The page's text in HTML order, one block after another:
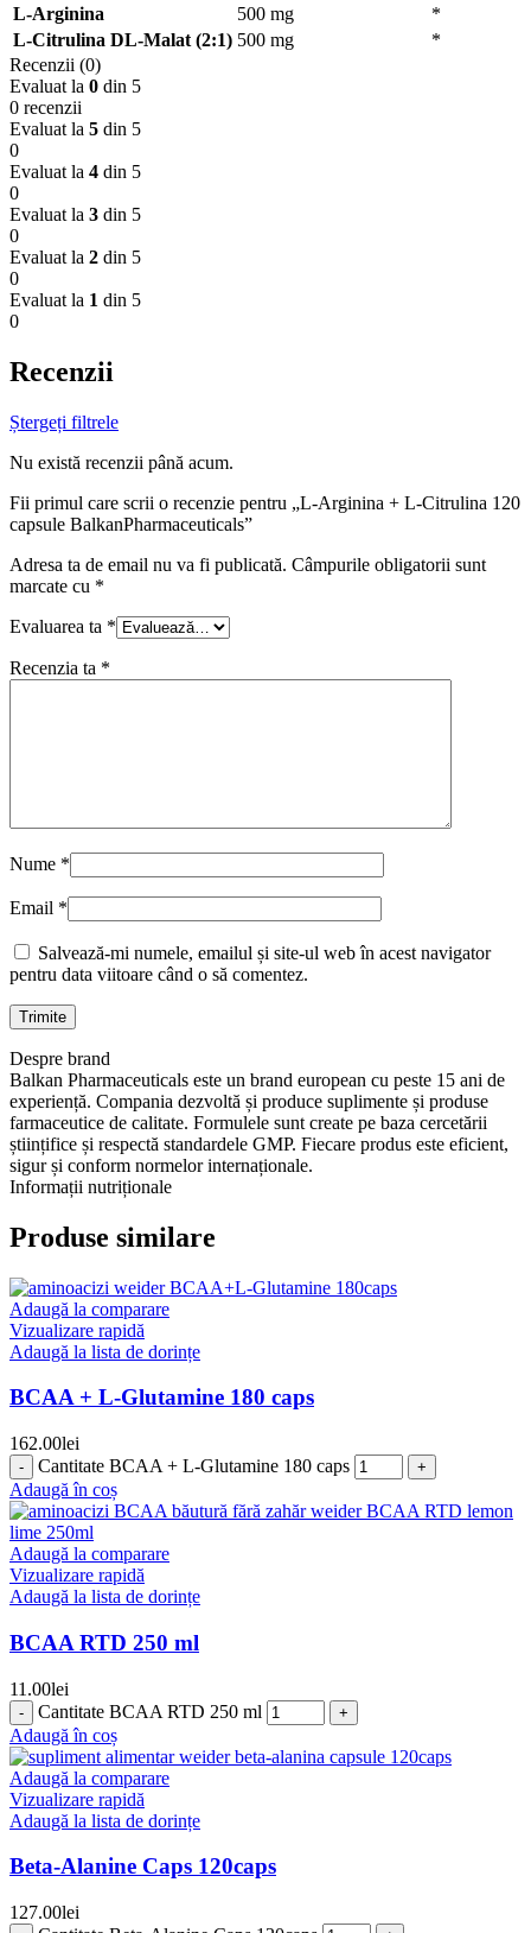
L-Arginina
500 mg
*
L-Citrulina DL-Malat (2:1) 500 mg
*
Recenzii (0)
Evaluat la 0 din 5
0 recenzii
Evaluat la 5 din 5
0
Evaluat la 4 din 5
0
Evaluat la 3 din 5
0
Evaluat la 2 din 5
0
Evaluat la 1 din 5
0
Recenzii
Ștergeți filtrele
Nu există recenzii până acum.
Fii primul care scrii o recenzie pentru „L-Arginina + L-Citrulina 120
capsule BalkanPharmaceuticals”
Adresa ta de email nu va fi publicată. Câmpurile obligatorii sunt
marcate cu *
Evaluarea ta *
Recenzia ta *
Nume *
Email *
Salvează-mi numele, emailul și site-ul web în acest navigator
pentru data viitoare când o să comentez.
Despre brand
Balkan Pharmaceuticals este un brand european cu peste 15 ani de
experiență. Compania dezvoltă și produce suplimente și produse
farmaceutice de calitate. Formulele sunt create pe baza cercetării
științifice și respectă standardele GMP. Fiecare produs este eficient,
sigur și conform normelor internaționale.
Informații nutriționale
Produse similare
Adaugă la comparare
Vizualizare rapidă
Adaugă la lista de dorințe
BCAA + L-Glutamine 180 caps
162.00lei
Cantitate BCAA + L-Glutamine 180 caps
Adaugă în coș
Adaugă la comparare
Vizualizare rapidă
Adaugă la lista de dorințe
BCAA RTD 250 ml
11.00lei
Cantitate BCAA RTD 250 ml
Adaugă în coș
Adaugă la comparare
Vizualizare rapidă
Adaugă la lista de dorințe
Beta-Alanine Caps 120caps
127.00lei